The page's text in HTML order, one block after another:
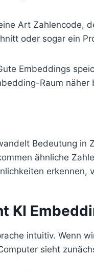
Art Zahlencode,
oder sogar ein
Embeddings
Raum
Bedeutung in
ähnliche
erkennen,
KI
intuitiv. Wenn
sieht